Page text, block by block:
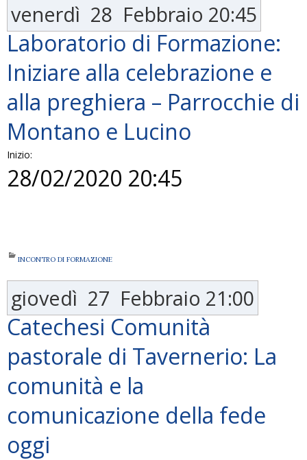
venerdì 28 Febbraio 20:45
Laboratorio di Formazione:
Iniziare alla celebrazione e
alla preghiera – Parrocchie di
Montano e Lucino
Inizio:
28/02/2020 20:45
INCONTRO DI FORMAZIONE
giovedì 27 Febbraio 21:00
Catechesi Comunità
pastorale di Tavernerio: La
comunità e la
comunicazione della fede
oggi